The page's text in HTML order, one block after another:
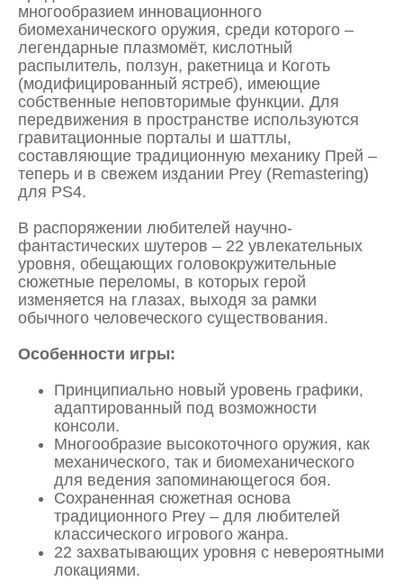
многообразием инновационного
биомеханического оружия, среди которого –
легендарные плазмомёт, кислотный
распылитель, ползун, ракетница и Коготь
(модифицированный ястреб), имеющие
собственные неповторимые функции. Для
передвижения в пространстве используются
гравитационные порталы и шаттлы,
составляющие традиционную механику Прей –
теперь и в свежем издании Prey (Remastering)
для PS4.
В распоряжении любителей научно-
фантастических шутеров – 22 увлекательных
уровня, обещающих головокружительные
сюжетные переломы, в которых герой
изменяется на глазах, выходя за рамки
обычного человеческого существования.
Особенности игры:
Принципиально новый уровень графики,
адаптированный под возможности
консоли.
Многообразие высокоточного оружия, как
механического, так и биомеханического
для ведения запоминающегося боя.
Сохраненная сюжетная основа
традиционного Prey – для любителей
классического игрового жанра.
22 захватывающих уровня с невероятными
локациями.